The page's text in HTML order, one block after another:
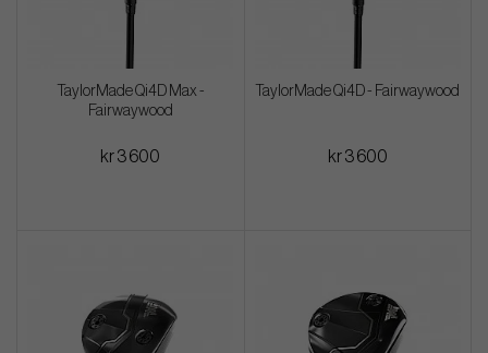
TaylorMade Qi4D Max -
Fairwaywood
kr 3 600
TaylorMade Qi4D - Fairwaywood
kr 3 600